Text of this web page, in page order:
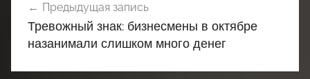
по
записям
Предыдущая запись
Тревожный знак: бизнесмены в октябре
назанимали слишком много денег